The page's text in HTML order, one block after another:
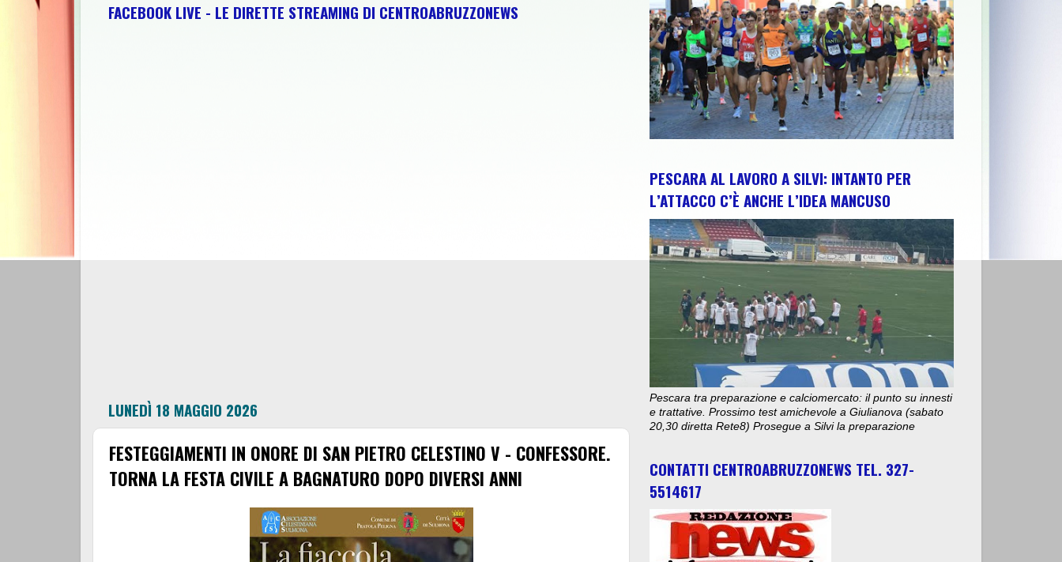
FACEBOOK LIVE - LE DIRETTE STREAMING DI CENTROABRUZZONEWS
LUNEDÌ 18 MAGGIO 2026
FESTEGGIAMENTI IN ONORE DI SAN PIETRO CELESTINO V - CONFESSORE.
TORNA LA FESTA CIVILE A BAGNATURO DOPO DIVERSI ANNI
PESCARA AL LAVORO A SILVI: INTANTO PER
L’ATTACCO C’È ANCHE L’IDEA MANCUSO
Pescara tra preparazione e calciomercato: il punto su innesti
e trattative. Prossimo test amichevole a Giulianova (sabato
20,30 diretta Rete8) Prosegue a Silvi la preparazione
CONTATTI CENTROABRUZZONEWS TEL. 327-
5514617